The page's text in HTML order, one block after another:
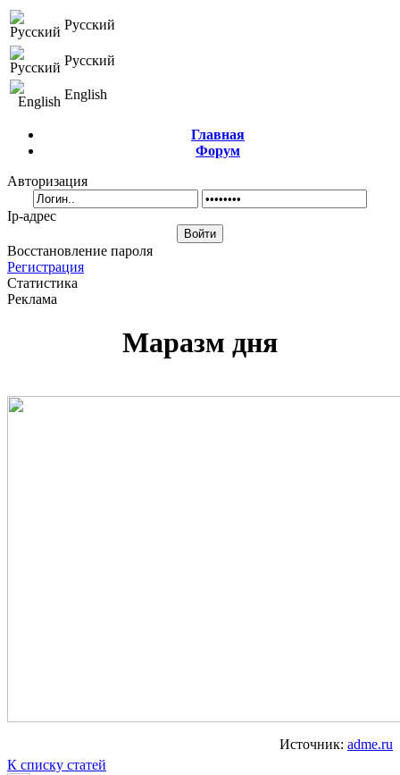
Русский
Русский
English
Главная
Форум
Авторизация
Ip-адрес
Восстановление пароля
Регистрация
Статистика
Реклама
Маразм дня
Источник: adme.ru
К списку статей